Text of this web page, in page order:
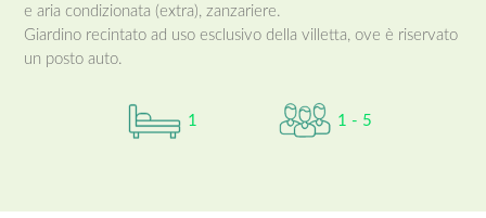
e aria condizionata (extra), zanzariere.
Giardino recintato ad uso esclusivo della villetta, ove è riservato
un posto auto.
1 1 - 5